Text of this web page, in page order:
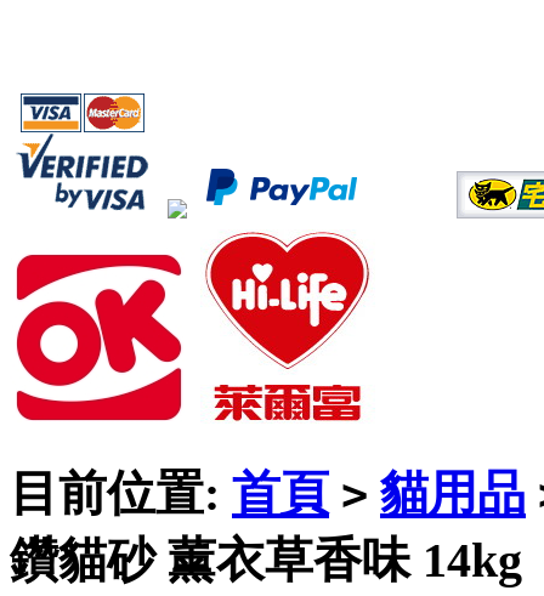
目前位置: 首頁 > 貓用品
鑽貓砂 薰衣草香味 14kg